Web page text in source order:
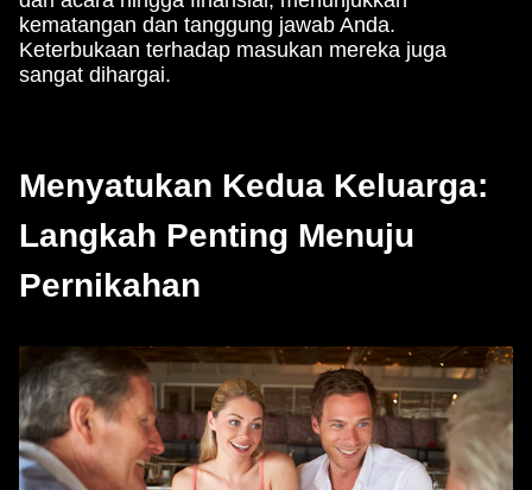
kematangan dan tanggung jawab Anda.
Keterbukaan terhadap masukan mereka juga
sangat dihargai.
Menyatukan Kedua Keluarga:
Langkah Penting Menuju
Pernikahan